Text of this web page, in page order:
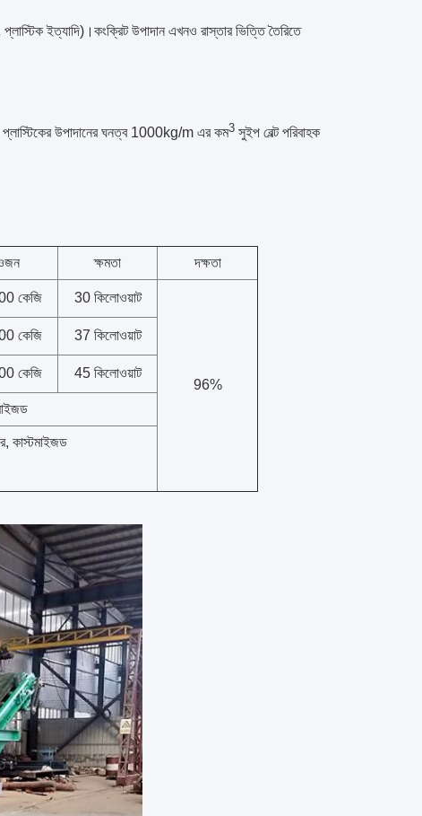
ইত্যাদি)।কংক্রিট উপাদান এখনও রাস্তার ভিত্তি তৈরিতে
প্লাস্টিকের উপাদানের ঘনত্ব 1000kg/m এর কম3 সুইপ বেল্ট পরিবাহক
ক্ষমতা দক্ষতা
কেজি 30 কিলোওয়াট
96%
কেজি 37 কিলোওয়াট
কেজি 45 কিলোওয়াট
কাস্টমাইজড